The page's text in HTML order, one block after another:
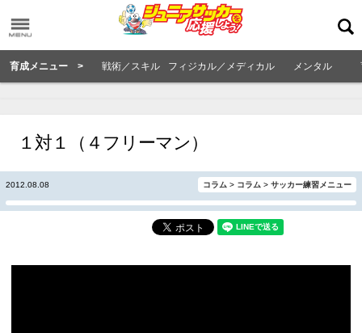
育成メニュー > 戦術／スキル フィジカル／メディカル メンタル
１対１（４フリーマン）
2012.08.08 コラム > コラム > サッカー練習メニュー